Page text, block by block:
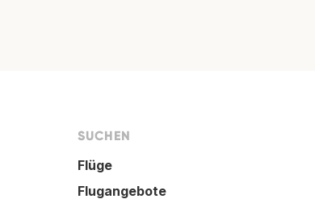
SUCHEN
Flüge
Flugangebote